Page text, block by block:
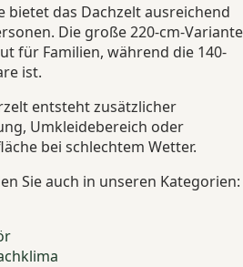
bietet das Dachzelt ausreichend
Die große 220-cm-Variante
für Familien, während die 140-
ist.
entsteht zusätzlicher
Umkleidebereich oder
bei schlechtem Wetter.
Sie auch in unseren Kategorien: